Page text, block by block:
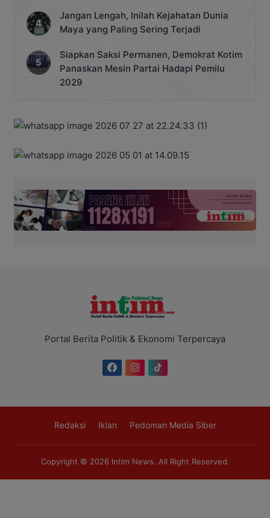
Jangan Lengah, Inilah Kejahatan Dunia
Maya yang Paling Sering Terjadi
Siapkan Saksi Permanen, Demokrat Kotim
Panaskan Mesin Partai Hadapi Pemilu
2029
Portal Berita Politik & Ekonomi Terpercaya
Redaksi Iklan Pedoman Media Siber
Copyright © 2026 Intim News. All Right Reserved.